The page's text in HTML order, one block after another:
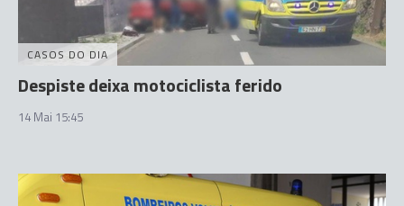
CASOS DO DIA
Despiste deixa motociclista ferido
14 Mai 15:45